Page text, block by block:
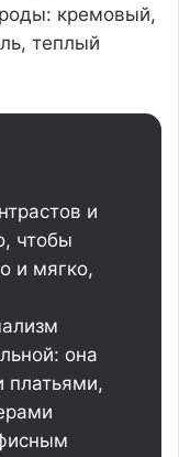
кремовый,
теплый
и
чтобы
и мягко,
она
платьями,